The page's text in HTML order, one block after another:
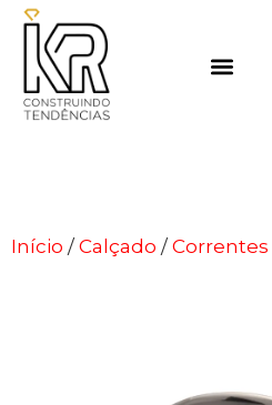
Início /Calçado /Correntes